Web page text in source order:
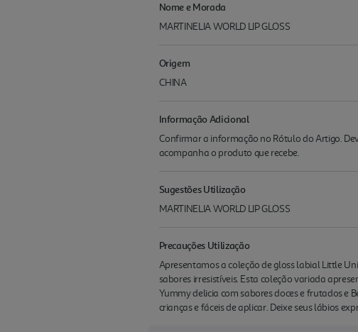
Nome e Morada
MARTINELIA WORLD LIP GLOSS
Origem
CHINA
Informação Adicional
Confirmar a informação no Rótulo do Artigo.
acompanha o produto que recebe.
Sugestões Utilização
MARTINELIA WORLD LIP GLOSS
Precauções Utilização
Apresentamos a coleção de gloss labial Little
sabores irresistíveis. Esta coleção variada
Yummy delicia com sabores doces e frutados
crianças e fáceis de aplicar. Deixe seus lábios